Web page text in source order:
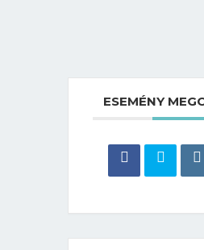
ESEMÉNY